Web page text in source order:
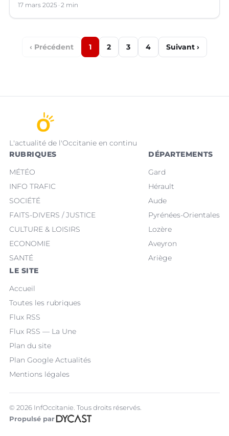
17 mars 2025 2 min
‹ Précédent 1 2 3 4 Suivant ›
L'actualité de l'Occitanie en continu
RUBRIQUES
MÉTÉO
INFO TRAFIC
SOCIÉTÉ
FAITS-DIVERS / JUSTICE
CULTURE & LOISIRS
ECONOMIE
SANTÉ
DÉPARTEMENTS
Gard
Hérault
Aude
Pyrénées-Orientales
Lozère
Aveyron
Ariège
LE SITE
Accueil
Toutes les rubriques
Flux RSS
Flux RSS — La Une
Plan du site
Plan Google Actualités
Mentions légales
© 2026 InfOccitanie. Tous droits réservés.
Propulsé par